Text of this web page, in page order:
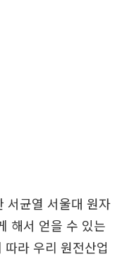
서균열 서울대 원자
해서 얻을 수 있는
라 우리 원전산업